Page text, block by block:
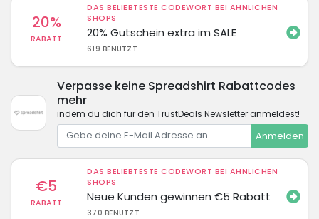
20%
RABATT
DAS BELIEBTESTE CODEWORT BEI ÄHNLICHEN
SHOPS
20% Gutschein extra im SALE
619 BENUTZT
Verpasse keine Spreadshirt Rabattcodes
mehr
indem du dich für den TrustDeals Newsletter anmeldest!
Anmelden
€5
RABATT
DAS BELIEBTESTE CODEWORT BEI ÄHNLICHEN
SHOPS
Neue Kunden gewinnen €5 Rabatt
370 BENUTZT